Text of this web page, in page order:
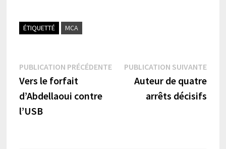
ÉTIQUETTÉ MCA
Navigation
de
l’article
PUBLICATION PRÉCÉDENTEPublication
précédente :
Vers le forfait
d’Abdellaoui contre
l’USB
PUBLICATION SUIVANTE
Auteur de quatre
arrêts décisifs